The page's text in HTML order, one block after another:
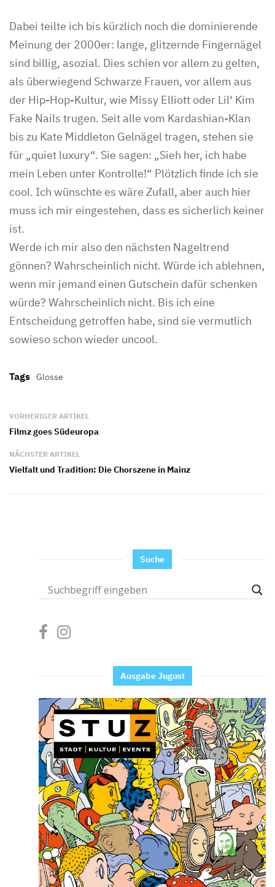
Dabei teilte ich bis kürzlich noch die dominierende
Meinung der 2000er: lange, glitzernde Fingernägel
sind billig, asozial. Dies schien vor allem zu gelten,
als überwiegend Schwarze Frauen, vor allem aus
der Hip-Hop-Kultur, wie Missy Elliott oder Lil‘ Kim
Fake Nails trugen. Seit alle vom Kardashian-Klan
bis zu Kate Middleton Gelnägel tragen, stehen sie
für „quiet luxury“. Sie sagen: „Sieh her, ich habe
mein Leben unter Kontrolle!“ Plötzlich finde ich sie
cool. Ich wünschte es wäre Zufall, aber auch hier
muss ich mir eingestehen, dass es sicherlich keiner
ist.
Werde ich mir also den nächsten Nageltrend
gönnen? Wahrscheinlich nicht. Würde ich ablehnen,
wenn mir jemand einen Gutschein dafür schenken
würde? Wahrscheinlich nicht. Bis ich eine
Entscheidung getroffen habe, sind sie vermutlich
sowieso schon wieder uncool.
Tags Glosse
VORHERIGER ARTIKEL
Filmz goes Südeuropa
NÄCHSTER ARTIKEL
Vielfalt und Tradition: Die Chorszene in Mainz
Suche
Ausgabe Jugust